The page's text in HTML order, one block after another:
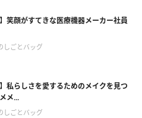
笑顔がすてきな医療機器メーカー社員
しごとバッグ
私らしさを愛するためのメイクを見つ
メ...
しごとバッグ